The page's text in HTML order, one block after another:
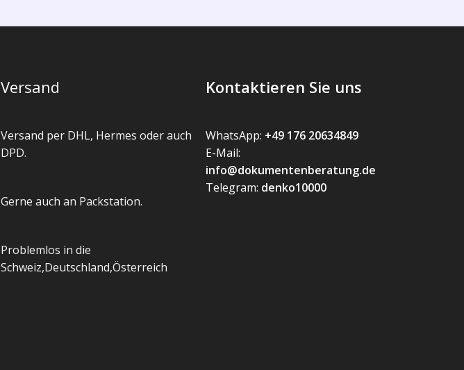
Versand
Versand per DHL, Hermes oder auch
DPD.
Gerne auch an Packstation.
Problemlos in die
Schweiz,Deutschland,Österreich
Kontaktieren Sie uns
WhatsApp: +49 176 20634849
E-Mail:
info@dokumentenberatung.de
Telegram: denko10000